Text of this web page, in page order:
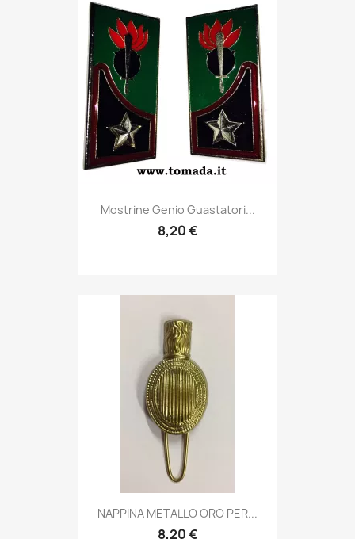
Anteprima
Mostrine Genio Guastatori...
8,20 €
Anteprima
NAPPINA METALLO ORO PER...
8,20 €